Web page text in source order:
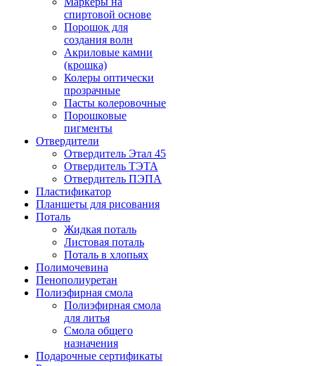
спиртовой основе
Порошок для
создания волн
Акриловые камни
(крошка)
Колеры оптически
прозрачные
Пасты колеровочные
Порошковые
пигменты
Отвердители
Отвердитель Этал 45
Отвердитель ТЭТА
Отвердитель ПЭПА
Пластификатор
Планшеты для рисования
Поталь
Жидкая поталь
Листовая поталь
Поталь в хлопьях
Полимочевина
Пенополиуретан
Полиэфирная смола
Полиэфирная смола
для литья
Смола общего
назначения
Подарочные сертификаты